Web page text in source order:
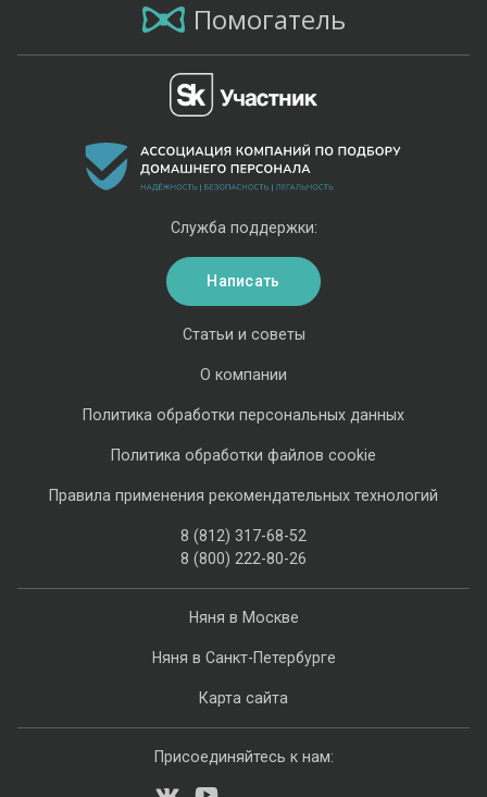
Помогатель
Няня в Москве
Няня в Санкт-Петербурге
Карта сайта
Статьи и советы
О компании
Политика обработки персональных данных
Политика обработки файлов cookie
Правила применения рекомендательных технологий
8 (812) 317-68-52
8 (800) 222-80-26
Служба поддержки:
Написать
Присоединяйтесь к нам: